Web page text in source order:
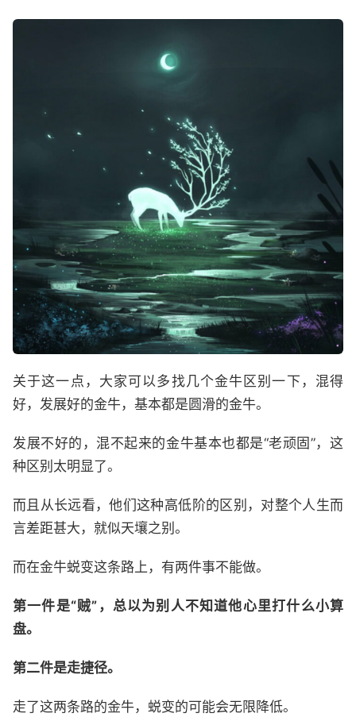
关于这一点，大家可以多找几个金牛区别一下，混得
好，发展好的金牛，基本都是圆滑的金牛。
发展不好的，混不起来的金牛基本也都是“老顽固”，这
种区别太明显了。
而且从长远看，他们这种高低阶的区别，对整个人生而
言差距甚大，就似天壤之别。
而在金牛蜕变这条路上，有两件事不能做。
第一件是“贼”，总以为别人不知道他心里打什么小算
盘。
第二件是走捷径。
走了这两条路的金牛，蜕变的可能会无限降低。